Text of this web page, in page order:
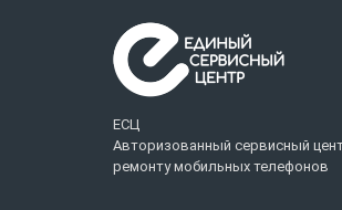
ЕСЦ
Авторизованный сервисный
ремонту мобильных телефонов